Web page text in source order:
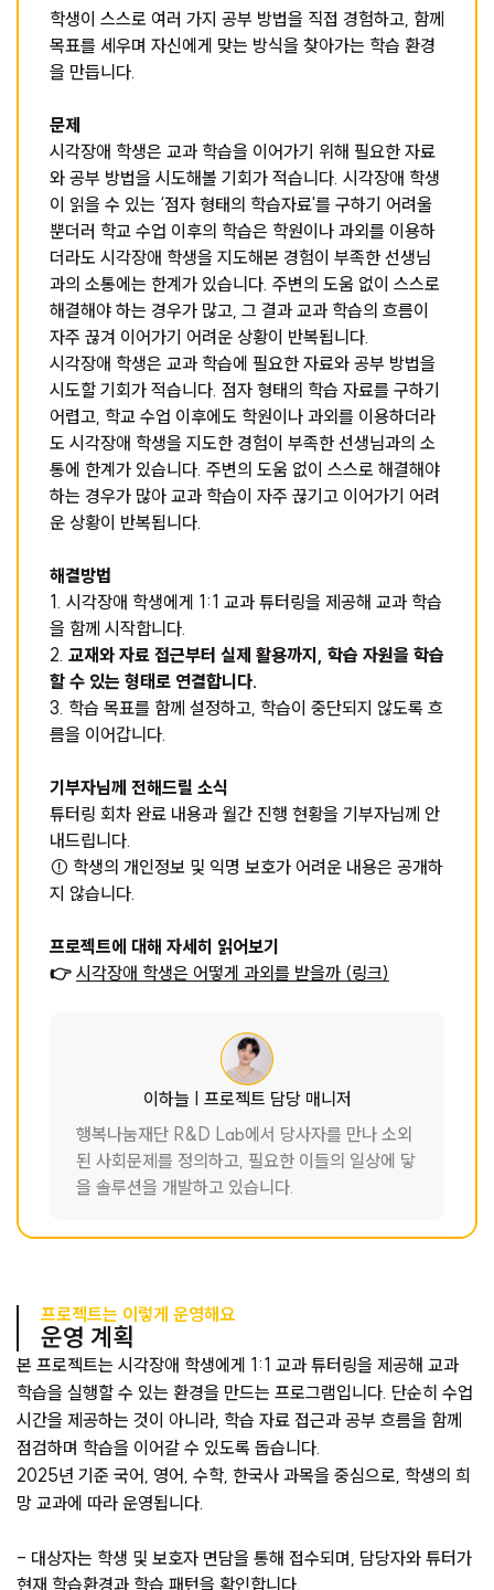
학생이 스스로 여러 가지 공부 방법을 직접 경험하고, 함께
목표를 세우며 자신에게 맞는 방식을 찾아가는 학습 환경
을 만듭니다.
문제
시각장애 학생은 교과 학습을 이어가기 위해 필요한 자료
와 공부 방법을 시도해볼 기회가 적습니다. 시각장애 학생
이 읽을 수 있는 ‘점자 형태의 학습자료'를 구하기 어려울
뿐더러 학교 수업 이후의 학습은 학원이나 과외를 이용하
더라도 시각장애 학생을 지도해본 경험이 부족한 선생님
과의 소통에는 한계가 있습니다. 주변의 도움 없이 스스로
해결해야 하는 경우가 많고, 그 결과 교과 학습의 흐름이
자주 끊겨 이어가기 어려운 상황이 반복됩니다.
시각장애 학생은 교과 학습에 필요한 자료와 공부 방법을
시도할 기회가 적습니다. 점자 형태의 학습 자료를 구하기
어렵고, 학교 수업 이후에도 학원이나 과외를 이용하더라
도 시각장애 학생을 지도한 경험이 부족한 선생님과의 소
통에 한계가 있습니다. 주변의 도움 없이 스스로 해결해야
하는 경우가 많아 교과 학습이 자주 끊기고 이어가기 어려
운 상황이 반복됩니다.
해결방법
1. 시각장애 학생에게 1:1 교과 튜터링을 제공해 교과 학습
을 함께 시작합니다.
2. 교재와 자료 접근부터 실제 활용까지, 학습 자원을 학습
할 수 있는 형태로 연결합니다.
3. 학습 목표를 함께 설정하고, 학습이 중단되지 않도록 흐
름을 이어갑니다.
기부자님께 전해드릴 소식
튜터링 회차 완료 내용과 월간 진행 현황을 기부자님께 안
내드립니다.
⚠ 학생의 개인정보 및 익명 보호가 어려운 내용은 공개하
지 않습니다.
프로젝트에 대해 자세히 읽어보기
👉 시각장애 학생은 어떻게 과외를 받을까 (링크)
이하늘 | 프로젝트 담당 매니저
행복나눔재단 R&D Lab에서 당사자를 만나 소외
된 사회문제를 정의하고, 필요한 이들의 일상에 닿
을 솔루션을 개발하고 있습니다.
프로젝트는 이렇게 운영해요
운영 계획
본 프로젝트는 시각장애 학생에게 1:1 교과 튜터링을 제공해 교과
학습을 실행할 수 있는 환경을 만드는 프로그램입니다. 단순히 수업
시간을 제공하는 것이 아니라, 학습 자료 접근과 공부 흐름을 함께
점검하며 학습을 이어갈 수 있도록 돕습니다.
2025년 기준 국어, 영어, 수학, 한국사 과목을 중심으로, 학생의 희
망 교과에 따라 운영됩니다.
- 대상자는 학생 및 보호자 면담을 통해 접수되며, 담당자와 튜터가
현재 학습환경과 학습 패턴을 확인합니다.